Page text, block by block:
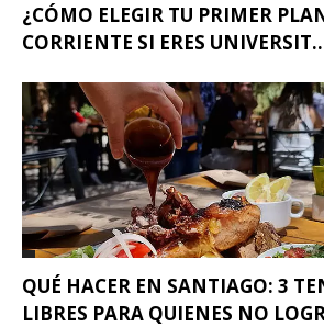
¿CÓMO ELEGIR TU PRIMER
CORRIENTE SI ERES
QUÉ HACER EN SANTIAGO: 3
LIBRES PARA QUIENES NO